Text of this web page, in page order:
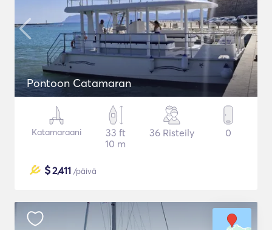
Pontoon Catamaran
Katamaraani
33 ft
10 m
36 Risteily 0
$2,411 /päivä